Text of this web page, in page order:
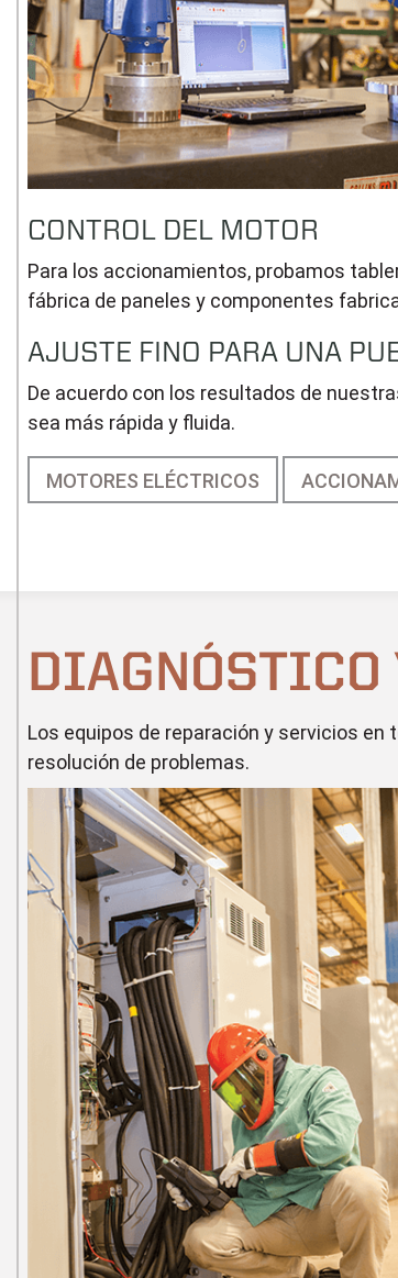
CONTROL DEL MOTOR
Para los accionamientos, probamos
fábrica de paneles y componentes
AJUSTE FINO PARA UNA
De acuerdo con los resultados de
sea más rápida y fluida.
MOTORES ELÉCTRICOS
DIAGNÓSTICO
Los equipos de reparación y servicios en
resolución de problemas.